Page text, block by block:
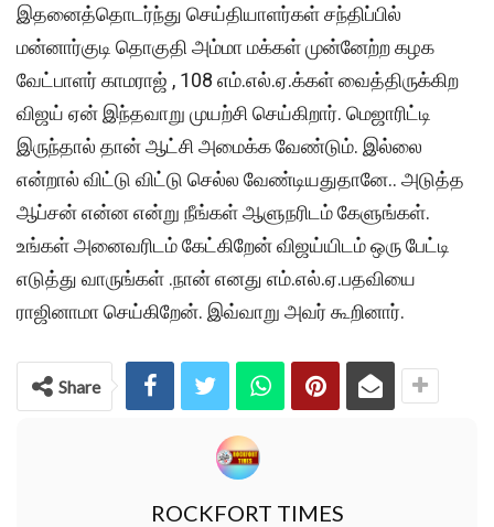
இதனைத்தொடர்ந்து செய்தியாளர்கள் சந்திப்பில்
மன்னார்குடி தொகுதி அம்மா மக்கள் முன்னேற்ற கழக
வேட்பாளர் காமராஜ் , 108 எம்.எல்.ஏ.க்கள் வைத்திருக்கிற
விஜய் ஏன் இந்தவாறு முயற்சி செய்கிறார். மெஜாரிட்டி
இருந்தால் தான் ஆட்சி அமைக்க வேண்டும். இல்லை
என்றால் விட்டு விட்டு செல்ல வேண்டியதுதானே.. அடுத்த
ஆப்சன் என்ன என்று நீங்கள் ஆளுநரிடம் கேளுங்கள்.
உங்கள் அனைவரிடம் கேட்கிறேன் விஜய்யிடம் ஒரு பேட்டி
எடுத்து வாருங்கள் .நான் எனது எம்.எல்.ஏ.பதவியை
ராஜினாமா செய்கிறேன். இவ்வாறு அவர் கூறினார்.
Share
ROCKFORT TIMES